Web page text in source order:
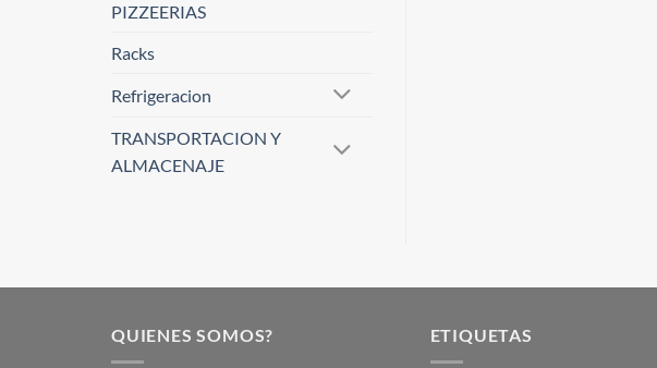
PIZZEERIAS
Racks
Refrigeracion
TRANSPORTACION Y
ALMACENAJE
QUIENES SOMOS? ETIQUETAS